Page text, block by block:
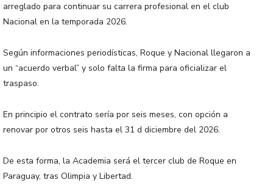
arreglado para continuar su carrera profesional en el club
Nacional en la temporada 2026.
Según informaciones periodísticas, Roque y Nacional llegaron a
un “acuerdo verbal” y solo falta la firma para oficializar el
traspaso.
En principio el contrato sería por seis meses, con opción a
renovar por otros seis hasta el 31 d diciembre del 2026.
De esta forma, la Academia será el tercer club de Roque en
Paraguay, tras Olimpia y Libertad.